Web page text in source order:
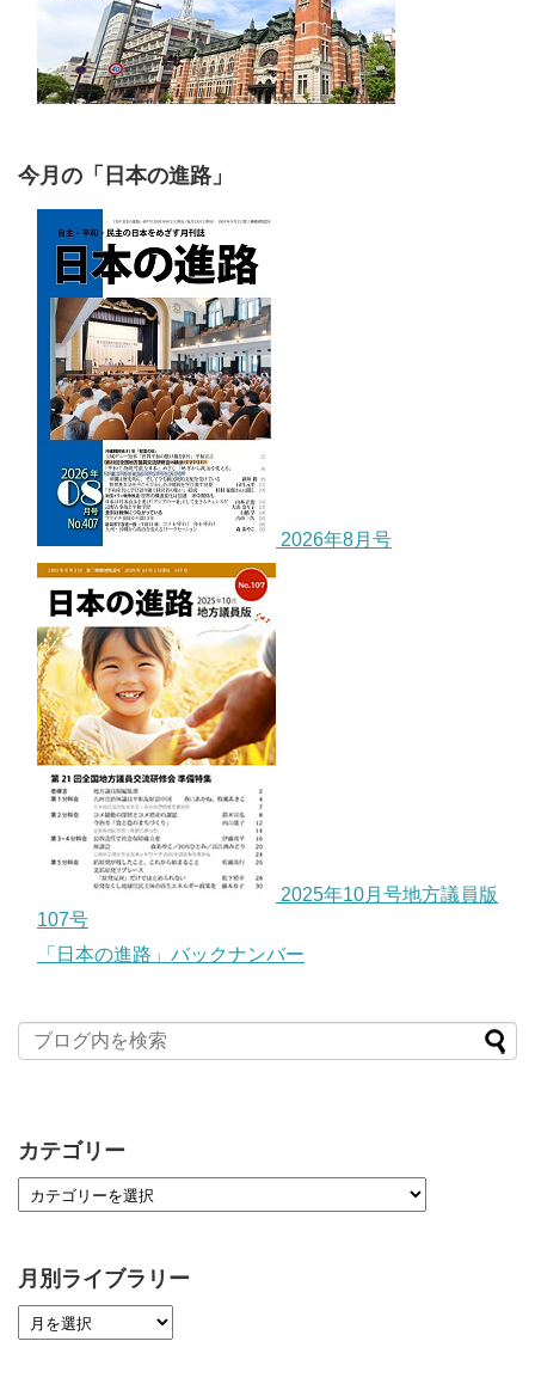
今月の「日本の進路」
2026年8月号
2025年10月号地方議員版
107号
「日本の進路」バックナンバー
カテゴリー
月別ライブラリー